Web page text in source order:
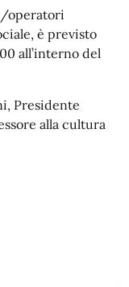
operatori
è previsto
all’interno del
Presidente
alla cultura